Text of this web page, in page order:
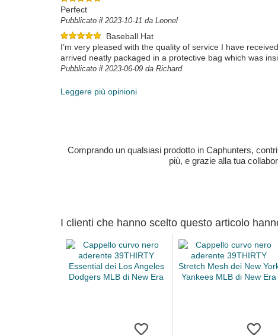
Perfect
Pubblicato il 2023-10-11 da Leonel
Baseball Hat
I’m very pleased with the quality of service I have
arrived neatly packaged in a protective bag which was
Pubblicato il 2023-06-09 da Richard
Leggere più opinioni
Comprando un qualsiasi prodotto in Caphunters,
più, e grazie alla tua
I clienti che hanno scelto questo articolo